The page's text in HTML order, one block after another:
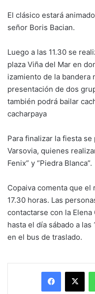
El clásico estará
señor Boris Bacian.
Luego a las 11.30 se
plaza Viña del Mar en
izamiento de la
presentación de dos
también podrá bailar
cacharpaya
Para finalizar la fiesta
Varsovia, quienes
Fenix” y “Piedra Blanca”.
Copaiva comenta que el
17.30 horas. Las
contactarse con la
hasta el día sábado a
en el bus de traslado.
Facebook
X